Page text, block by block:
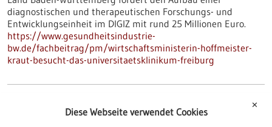
diagnostischen und therapeutischen Forschungs- und
Entwicklungseinheit im DIGIZ mit rund 25 Millionen Euro.
https://www.gesundheitsindustrie-
bw.de/fachbeitrag/pm/wirtschaftsministerin-hoffmeister-
kraut-besucht-das-universitaetsklinikum-freiburg
Tumorbekämpfung - 16.07.2026
✕
Diese Webseite verwendet Cookies